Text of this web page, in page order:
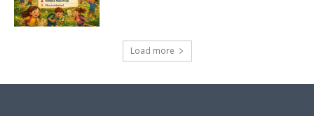
Load more